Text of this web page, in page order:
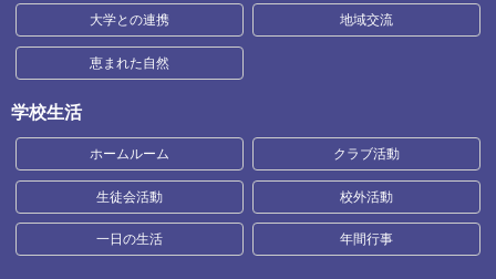
大学との連携 地域交流
恵まれた自然
学校生活
ホームルーム クラブ活動
生徒会活動 校外活動
一日の生活 年間行事